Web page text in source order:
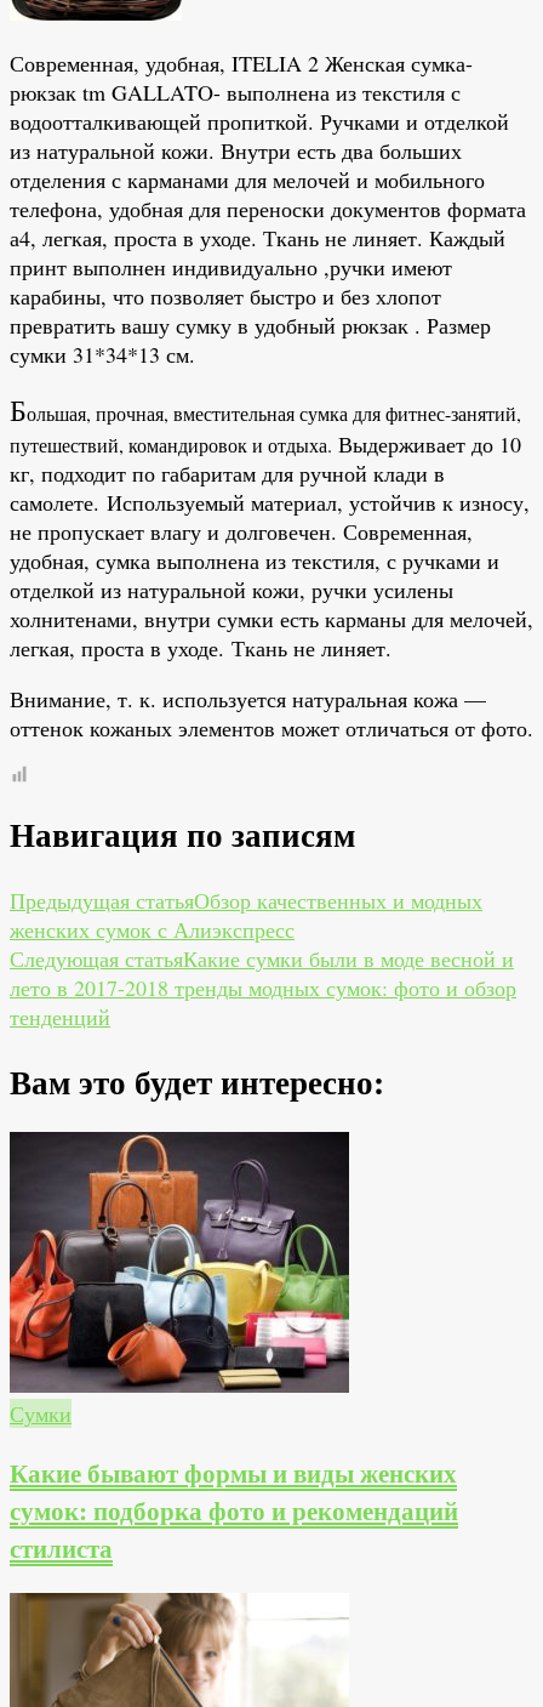
Современная, удобная, ITELIA 2 Женская сумка-
рюкзак tm GALLATO- выполнена из текстиля с
водоотталкивающей пропиткой. Ручками и отделкой
из натуральной кожи. Внутри есть два больших
отделения с карманами для мелочей и мобильного
телефона, удобная для переноски документов формата
а4, легкая, проста в уходе. Ткань не линяет. Каждый
принт выполнен индивидуально ,ручки имеют
карабины, что позволяет быстро и без хлопот
превратить вашу сумку в удобный рюкзак . Размер
сумки 31*34*13 см.
Большая, прочная, вместительная сумка для фитнес-занятий,
путешествий, командировок и отдыха. Выдерживает до 10
кг, подходит по габаритам для ручной клади в
самолете. Используемый материал, устойчив к износу,
не пропускает влагу и долговечен. Современная,
удобная, сумка выполнена из текстиля, с ручками и
отделкой из натуральной кожи, ручки усилены
холнитенами, внутри сумки есть карманы для мелочей,
легкая, проста в уходе. Ткань не линяет.
Внимание, т. к. используется натуральная кожа —
оттенок кожаных элементов может отличаться от фото.
Навигация по записям
Предыдущая статьяОбзор качественных и модных
женских сумок с Алиэкспресс
Следующая статьяКакие сумки были в моде весной и
лето в 2017-2018 тренды модных сумок: фото и обзор
тенденций
Вам это будет интересно:
Сумки
Какие бывают формы и виды женских
сумок: подборка фото и рекомендаций
стилиста